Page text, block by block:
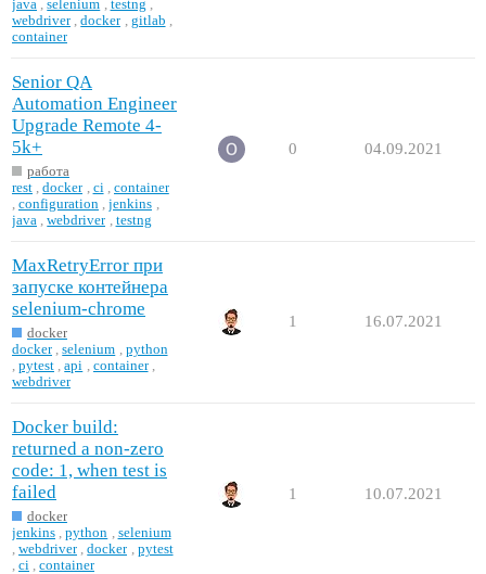
java ,selenium testng
webdriver ,docker gitlab
container
Senior QA
Automation Engineer
Upgrade Remote 4-
5k+
работа
rest ,docker ci
container
configuration ,jenkins
java
,webdriver testng
0 04.09.2021
MaxRetryError при
запуске контейнера
selenium-chrome
docker
docker ,selenium
python
pytest ,api container
webdriver
1 16.07.2021
Docker build:
returned a non-zero
code: 1, when test is
failed
docker
jenkins ,python
selenium
webdriver ,docker
pytest
ci ,container
1 10.07.2021